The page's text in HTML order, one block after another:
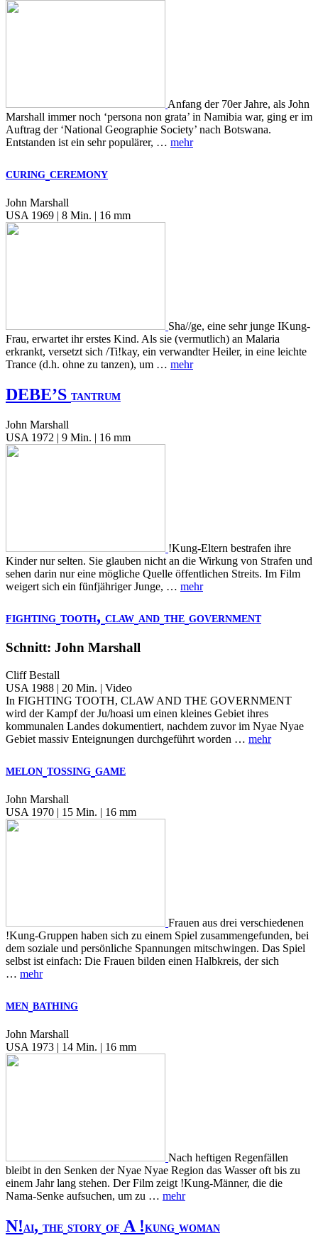
Anfang der 70er Jahre, als John
Marshall immer noch ‘persona non grata’ in Namibia war, ging er im
Auftrag der ‘National Geographie Society’ nach Botswana.
Entstanden ist ein sehr populärer, … mehr
CURING CEREMONY
John Marshall
USA 1969 | 8 Min. | 16 mm
Sha//ge, eine sehr junge IKung-
Frau, erwartet ihr erstes Kind. Als sie (vermutlich) an Malaria
erkrankt, versetzt sich /Ti!kay, ein verwandter Heiler, in eine leichte
Trance (d.h. ohne zu tanzen), um … mehr
DEBE’S TANTRUM
John Marshall
USA 1972 | 9 Min. | 16 mm
!Kung-Eltern bestrafen ihre
Kinder nur selten. Sie glauben nicht an die Wirkung von Strafen und
sehen darin nur eine mögliche Quelle öffentlichen Streits. Im Film
weigert sich ein fünfjähriger Junge, … mehr
FIGHTING TOOTH, CLAW AND THE GOVERNMENT
Schnitt: John Marshall
Cliff Bestall
USA 1988 | 20 Min. | Video
In FIGHTING TOOTH, CLAW AND THE GOVERNMENT
wird der Kampf der Ju/hoasi um einen kleines Gebiet ihres
kommunalen Landes dokumentiert, nachdem zuvor im Nyae Nyae
Gebiet massiv Enteignungen durchgeführt worden … mehr
MELON TOSSING GAME
John Marshall
USA 1970 | 15 Min. | 16 mm
Frauen aus drei verschiedenen
!Kung-Gruppen haben sich zu einem Spiel zusammengefunden, bei
dem soziale und persönliche Spannungen mitschwingen. Das Spiel
selbst ist einfach: Die Frauen bilden einen Halbkreis, der sich
… mehr
MEN BATHING
John Marshall
USA 1973 | 14 Min. | 16 mm
Nach heftigen Regenfällen
bleibt in den Senken der Nyae Nyae Region das Wasser oft bis zu
einem Jahr lang stehen. Der Film zeigt !Kung-Männer, die die
Nama-Senke aufsuchen, um zu … mehr
N! AI, THE STORY OF A !KUNG WOMAN